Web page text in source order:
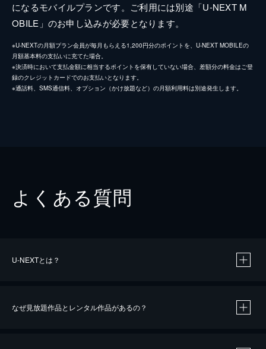
になるモバイルプランです。ご利用には別途「U-NEXT M
OBILE」のお申し込みが必要となります。
※U-NEXTの月額プラン会員が毎月もらえる1,200円分のポイントを、U-NEXT MOBILEの
月額基本料の支払いに充てた場合。
※決済時において支払金額に相当するポイントを保有していない場合、差額分の料金はご登
録のクレジットカードでのお支払いとなります。
※通話料、SMS通信料、オプション（かけ放題など）の月額利用料は別途発生します。
よくある質問
U-NEXTとは？
なぜ見放題作品とレンタル作品があるの？